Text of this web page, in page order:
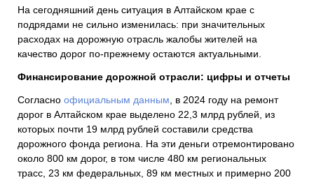
На сегодняшний день ситуация в Алтайском крае с
подрядами не сильно изменилась: при значительных
расходах на дорожную отрасль жалобы жителей на
качество дорог по-прежнему остаются актуальными.
Финансирование дорожной отрасли: цифры и отчеты
Согласно официальным данным, в 2024 году на ремонт
дорог в Алтайском крае выделено 22,3 млрд рублей, из
которых почти 19 млрд рублей составили средства
дорожного фонда региона. На эти деньги отремонтировано
около 800 км дорог, в том числе 480 км региональных
трасс, 23 км федеральных, 89 км местных и примерно 200